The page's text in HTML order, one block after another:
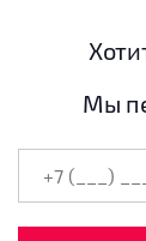
S общая
Мы